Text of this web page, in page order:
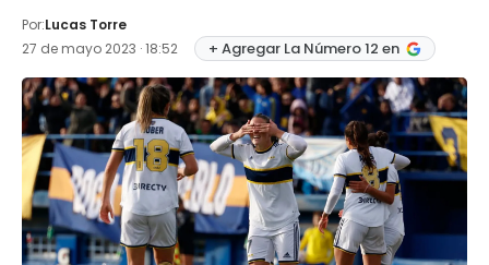
Por:Lucas Torre
27 de mayo 2023 · 18:52
+ Agregar La Número 12 en